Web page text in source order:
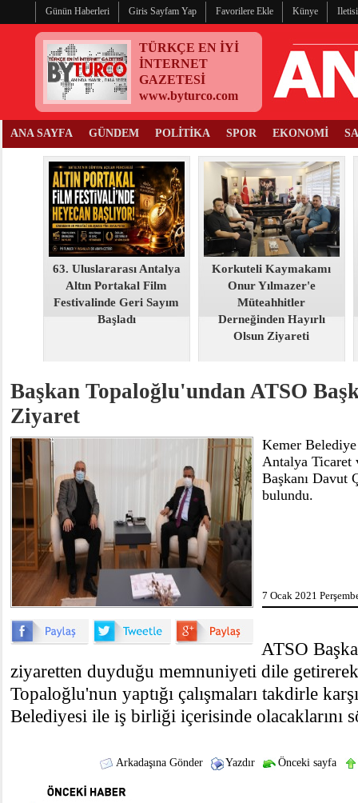
Günün Haberleri Giris Sayfam Yap Favorilere Ekle Künye
TÜRKÇE EN İYİ
İNTERNET
GAZETESİ
www.byturco.com
ANA SAYFA GÜNDEM POLİTİKA SPOR EKONOMİ
63. Uluslararası Antalya
Altın Portakal Film
Festivalinde Geri Sayım
Başladı
Korkuteli Kaymakamı
Onur Yılmazer'e
Müteahhitler
Derneğinden Hayırlı
Olsun Ziyareti
Başkan Topaloğlu'undan ATSO
Ziyaret
Kemer
Antalya Ticaret
Başkanı Davut
bulundu.
7 Ocak 2021
ATSO
ziyaretten duyduğu memnuniyeti dile
Topaloğlu'nun yaptığı çalışmaları takdirle
Belediyesi ile iş birliği içerisinde olacaklarını
Arkadaşına Gönder Yazdır Önceki sayfa